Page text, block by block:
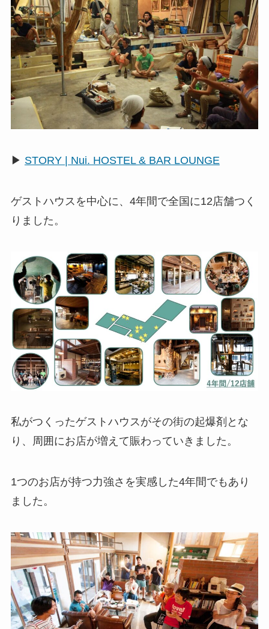
▶︎ STORY | Nui. HOSTEL & BAR LOUNGE
ゲストハウスを中心に、4年間で全国に12店舗つく
りました。
私がつくったゲストハウスがその街の起爆剤とな
り、周囲にお店が増えて賑わっていきました。
1つのお店が持つ力強さを実感した4年間でもあり
ました。